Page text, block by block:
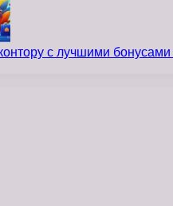
с лучшими